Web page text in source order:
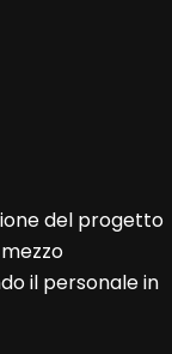
del progetto
il personale in